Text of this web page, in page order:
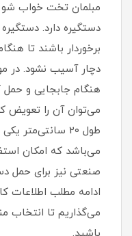
مبلمان تخت خواب شو
دستگیره دارد.
برخوردار باشند تا
دچار آسیب نشود. در
هنگام جابجایی و
می‌توان آن را تعویض
طول 20
می‌باشد که امکان
صنعتی نیز برای حمل
ادامه مطلب اطلاعات
می‌گذاریم تا انتخاب